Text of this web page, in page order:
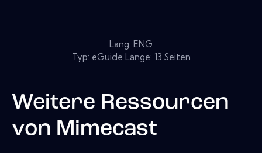
Lang: ENG
Typ: eGuide Länge: 13 Seiten
Weitere Ressourcen
von Mimecast